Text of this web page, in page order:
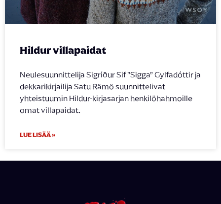
Hildur villapaidat
Neulesuunnittelija Sigríður Sif ”Sigga” Gylfadóttir ja
dekkarikirjailija Satu Rämö suunnittelivat
yhteistuumin Hildur-kirjasarjan henkilöhahmoille
omat villapaidat.
LUE LISÄÄ »